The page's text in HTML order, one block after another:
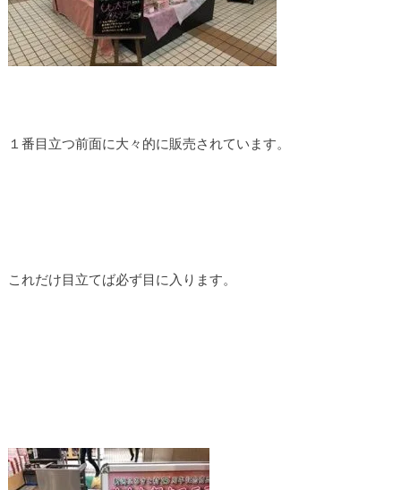
１番目立つ前面に大々的に販売されています。
これだけ目立てば必ず目に入ります。